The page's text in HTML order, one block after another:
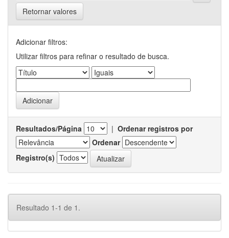
Retornar valores
Adicionar filtros:
Utilizar filtros para refinar o resultado de busca.
Resultados/Página | Ordenar registros por
Ordenar
Registro(s)
Resultado 1-1 de 1.